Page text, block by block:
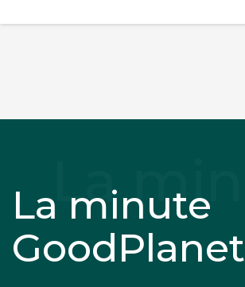
La minute
GoodPlanet